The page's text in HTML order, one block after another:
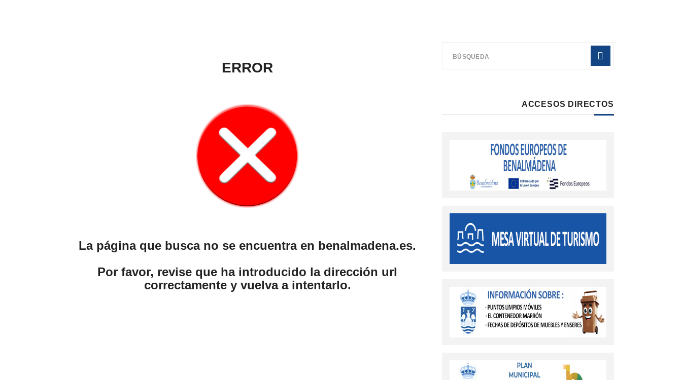
ERROR
La página que busca no se encuentra en benalmadena.es.
Por favor, revise que ha introducido la dirección url
correctamente y vuelva a intentarlo.
ACCESOS DIRECTOS